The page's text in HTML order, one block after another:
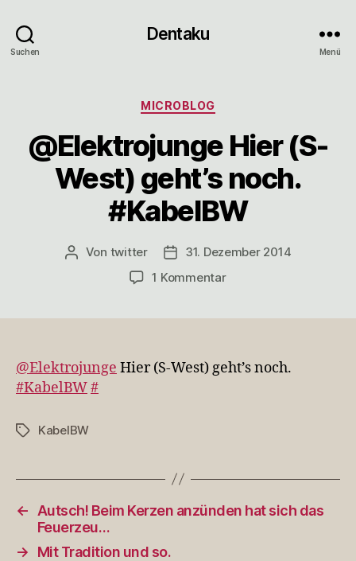
Suchen
Dentaku
Menü
Kategorien
MICROBLOG
@Elektrojunge Hier (S-
West) geht’s noch.
#KabelBW
Beitragsautor
Von twitter Veröffentlichungsdatum
31. Dezember 2014
1 Kommentarzu
geht’s
@Elektrojunge Hier (S-West) geht’s noch.
#KabelBW#
Schlagwörter
KabelBW
←
Autsch! Beim Kerzen anzünden hat sich das
Feuerzeu…
→
Mit Tradition und so.